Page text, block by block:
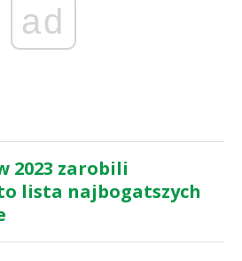
ad
2023 zarobili
lista najbogatszych